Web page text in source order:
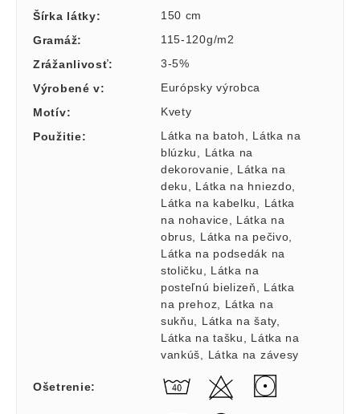
Šírka látky:
150 cm
Gramáž:
115-120g/m2
Zrážanlivosť:
3-5%
Výrobené v:
Európsky výrobca
Motív:
Kvety
Použitie: Látka na batoh
Látka na
blúzku
Látka na
dekorovanie
Látka na
deku
Látka na hniezdo
Látka na kabelku
Látka
na nohavice
Látka na
obrus
Látka na pečivo
Látka na podsedák na
stoličku
Látka na
posteľnú bielizeň
Látka
na prehoz
Látka na
sukňu
Látka na šaty,
Látka na tašku
Látka na
vankúš
Látka na závesy
Ošetrenie: